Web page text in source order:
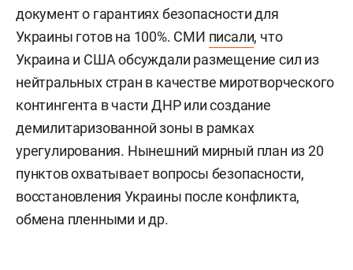
документ о гарантиях безопасности для
Украины готов на 100%. СМИ писали, что
Украина и США обсуждали размещение сил из
нейтральных стран в качестве миротворческого
контингента в части ДНР или создание
демилитаризованной зоны в рамках
урегулирования. Нынешний мирный план из 20
пунктов охватывает вопросы безопасности,
восстановления Украины после конфликта,
обмена пленными и др.